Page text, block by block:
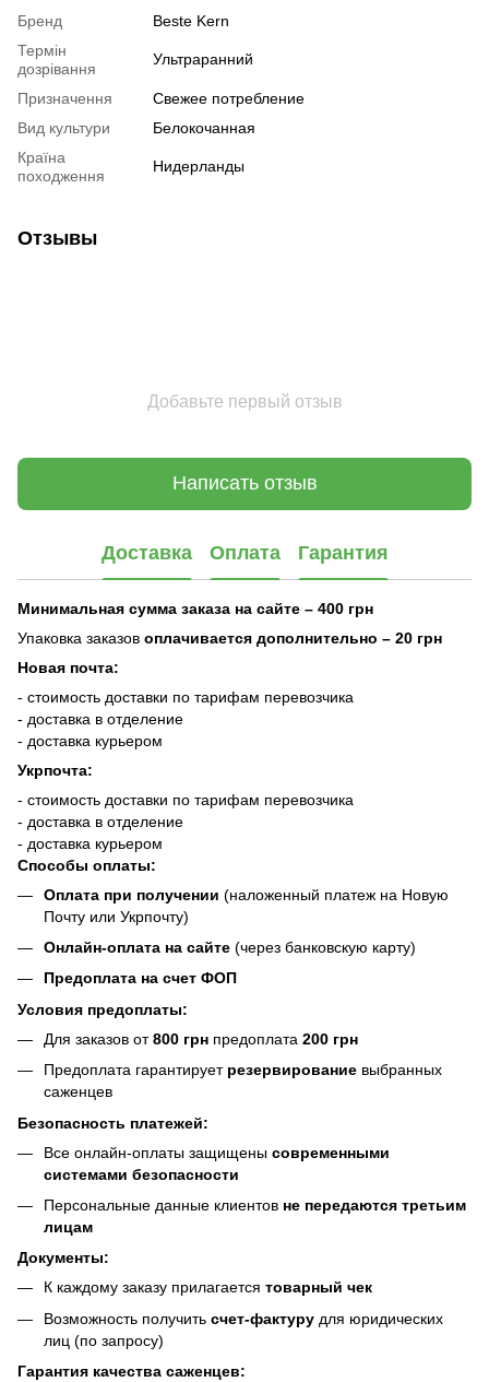
Бренд
Beste Kern
Термін
дозрівання
Ультраранний
Призначення
Свежее потребление
Вид культури
Белокочанная
Країна
походження
Нидерланды
Отзывы
Добавьте первый отзыв
Написать отзыв
Доставка Оплата Гарантия
Минимальная сумма заказа на сайте – 400 грн
Упаковка заказов оплачивается дополнительно – 20 грн
Новая почта:
- стоимость доставки по тарифам перевозчика
- доставка в отделение
- доставка курьером
Укрпочта:
- стоимость доставки по тарифам перевозчика
- доставка в отделение
- доставка курьером
Способы оплаты:
Оплата при получении (наложенный платеж на Новую
Почту или Укрпочту)
Онлайн-оплата на сайте (через банковскую карту)
Предоплата на счет ФОП
Условия предоплаты:
Для заказов от800 грн предоплата 200 грн
Предоплата гарантирует резервирование выбранных
саженцев
Безопасность платежей:
Все онлайн-оплаты защищены современными
системами безопасности
Персональные данные клиентов не передаются третьим
лицам
Документы:
К каждому заказу прилагается товарный чек
Возможность получить счет-фактуру для юридических
лиц (по запросу)
Гарантия качества саженцев: